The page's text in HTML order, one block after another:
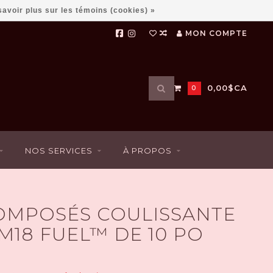
MON COMPTE
Utilisez
les
et
pour
sélectionner
Appuyez
sur
Entrée
0 0,00$CA
NOS SERVICES À PROPOS
COULISSANTE
FUEL™ DE 10 PO
plus sur les témoins (cookies) »